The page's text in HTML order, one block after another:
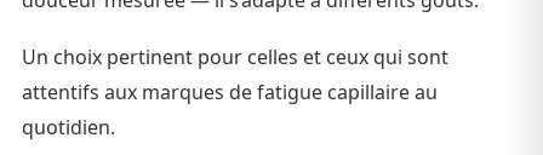
Un choix pertinent pour celles et ceux qui sont
attentifs aux marques de fatigue capillaire au
quotidien.